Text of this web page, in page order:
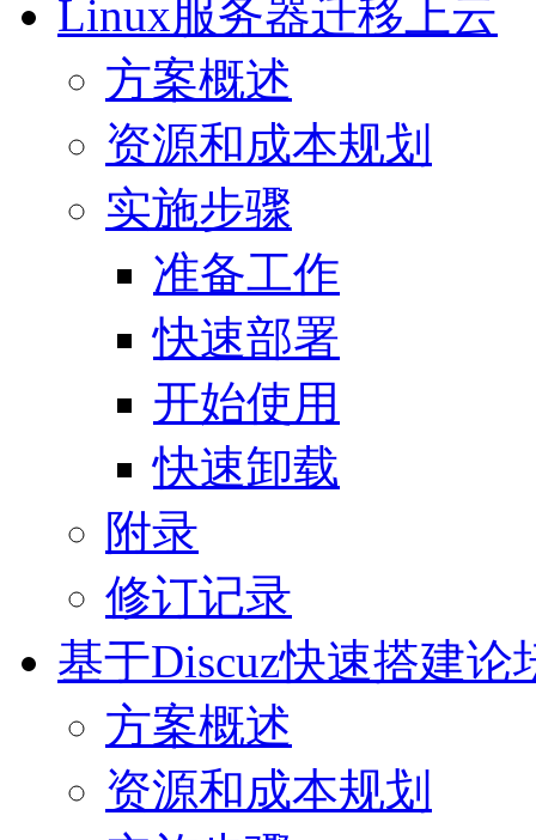
Linux服务器迁移上云
方案概述
资源和成本规划
实施步骤
准备工作
快速部署
开始使用
快速卸载
附录
修订记录
基于Discuz快速搭建论
方案概述
资源和成本规划